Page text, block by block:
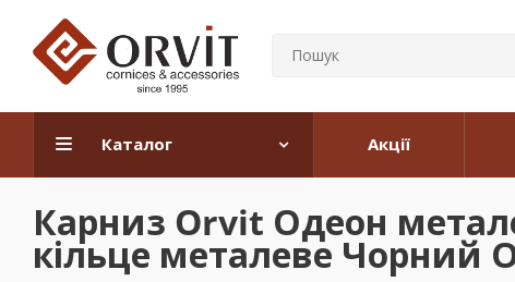
Каталог Акції
Карниз Orvit Одеон
кільце металеве Чорний